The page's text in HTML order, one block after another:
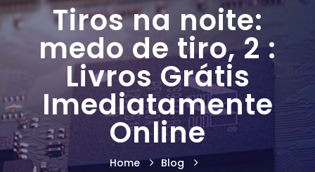
Tiros na noite:
medo de tiro, 2 :
Livros Grátis
Imediatamente
Online
Home
Blog